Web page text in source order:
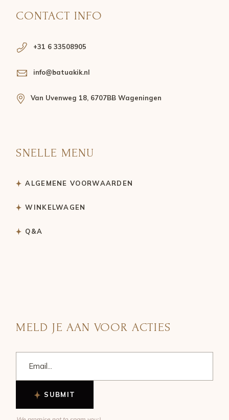
CONTACT INFO
+31 6 33508905
info@batuakik.nl
Van Uvenweg 18, 6707BB Wageningen
SNELLE MENU
ALGEMENE VOORWAARDEN
WINKELWAGEN
Q&A
MELD JE AAN VOOR ACTIES
SUBMIT